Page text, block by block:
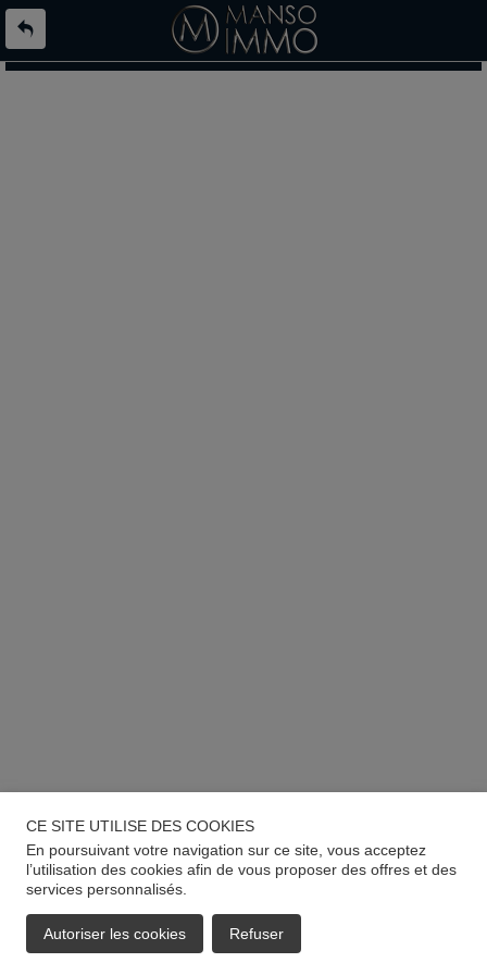
L'offre 8818579 n'existe pas ou n'est plus en ligne
CE SITE UTILISE DES COOKIES
En poursuivant votre navigation sur ce site, vous acceptez
l’utilisation des cookies afin de vous proposer des offres et des
services personnalisés.
Autoriser les cookies Refuser